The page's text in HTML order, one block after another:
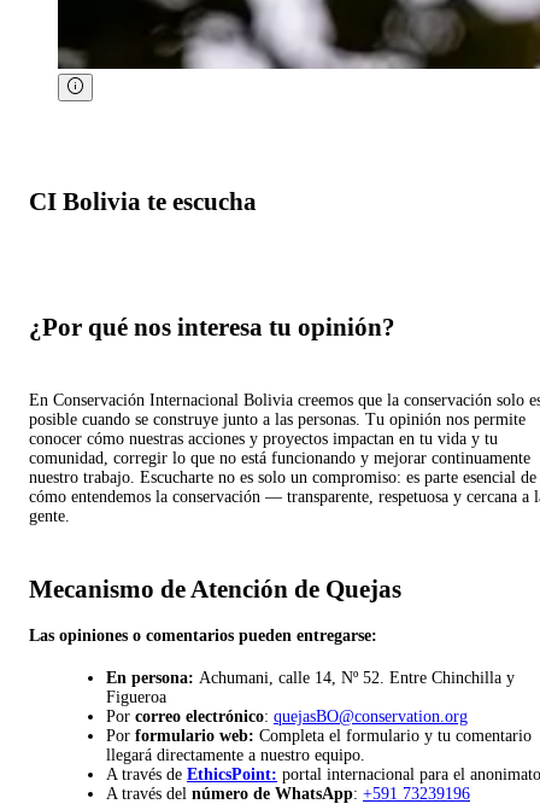
CI Bolivia te escucha
¿Por qué nos interesa tu opinión?
En Conservación Internacional Bolivia creemos que la conservación solo
posible cuando se construye junto a las personas. Tu opinión nos permite
conocer cómo nuestras acciones y proyectos impactan en tu vida y tu
comunidad, corregir lo que no está funcionando y mejorar continuamente
nuestro trabajo. Escucharte no es solo un compromiso: es parte esencial de
cómo entendemos la conservación — transparente, respetuosa y cercana a
gente.
Mecanismo de Atención de Quejas
Las opiniones o comentarios pueden entregarse:
En persona: Achumani, calle 14, Nº 52. Entre Chinchilla y
Figueroa
Por correo electrónico: quejasBO@conservation.org
Por formulario web: Completa el formulario y tu comentario
llegará directamente a nuestro equipo.
A través de EthicsPoint: portal internacional para el
A través del número de WhatsApp: +591 73239196